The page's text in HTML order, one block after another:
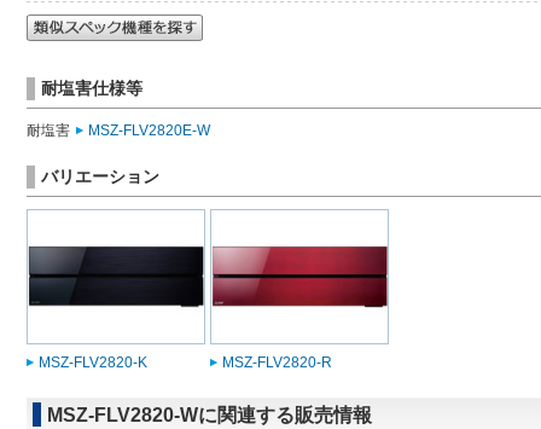
耐塩害仕様等
耐塩害 MSZ-FLV2820E-W
バリエーション
MSZ-FLV2820-K MSZ-FLV2820-R
MSZ-FLV2820-Wに関連する販売情報